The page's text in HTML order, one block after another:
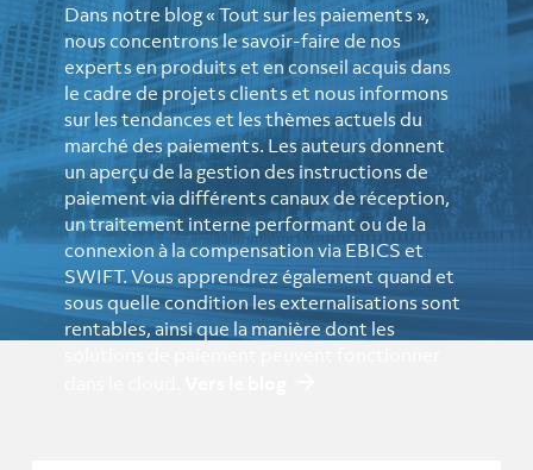
Dans notre blog « Tout sur les paiements »,
nous concentrons le savoir-faire de nos
experts en produits et en conseil acquis dans
le cadre de projets clients et nous informons
sur les tendances et les thèmes actuels du
marché des paiements. Les auteurs donnent
un aperçu de la gestion des instructions de
paiement via différents canaux de réception,
un traitement interne performant ou de la
connexion à la compensation via EBICS et
SWIFT. Vous apprendrez également quand et
sous quelle condition les externalisations sont
rentables, ainsi que la manière dont les